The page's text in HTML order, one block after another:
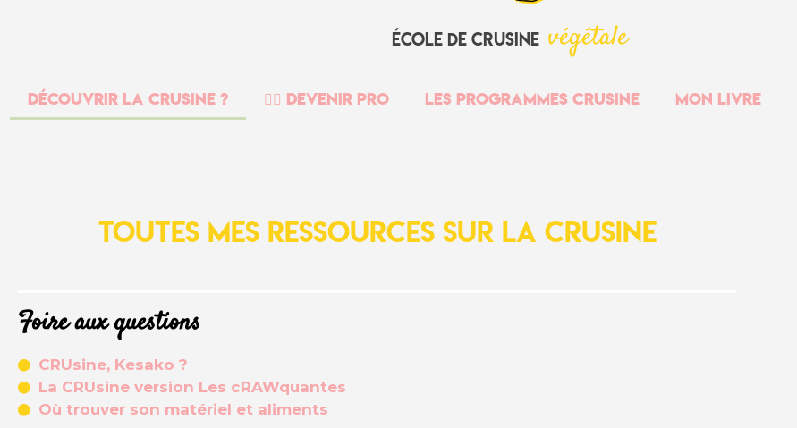
école decrusine végétale
Découvrir la crusine ? 👉🏻 Devenir PRO Les programmes crusine Mon livre
Toutes mes ressources sur la CRUSINE
Foire aux questions
CRUsine, Kesako ?
La CRUsine version Les cRAWquantes
Où trouver son matériel et aliments